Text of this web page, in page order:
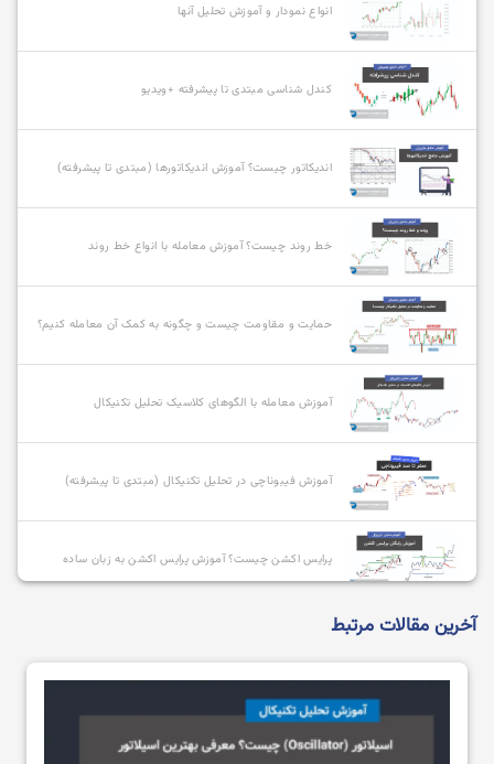
انواع نمودار و آموزش تحلیل آنها
کندل شناسی مبتدی تا پیشرفته +ویدیو
اندیکاتور چیست؟ آموزش اندیکاتورها (مبتدی تا پیشرفته)
خط روند چیست؟ آموزش معامله با انواع خط روند
حمایت و مقاومت چیست و چگونه به کمک آن معامله کنیم؟
آموزش معامله با الگوهای کلاسیک تحلیل تکنیکال
آموزش فیبوناچی در تحلیل تکنیکال (مبتدی تا پیشرفته)
پرایس اکشن چیست؟ آموزش پرایس اکشن به زبان ساده
+ویدیو
آخرین مقالات مرتبط